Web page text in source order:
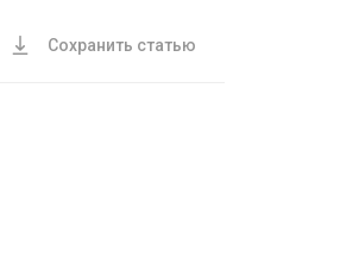
Сохранить статью